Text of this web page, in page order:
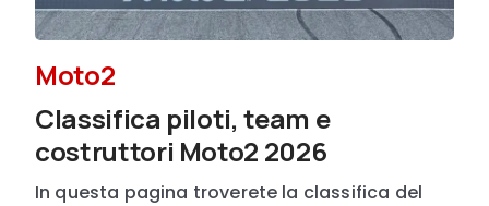
Moto2
Classifica piloti, team e
costruttori Moto2 2026
In questa pagina troverete la classifica del